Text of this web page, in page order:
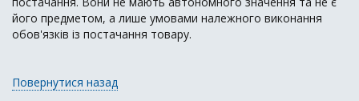
його предметом, а лише умовами належного виконання
обов'язків із постачання товару.
Повернутися назад